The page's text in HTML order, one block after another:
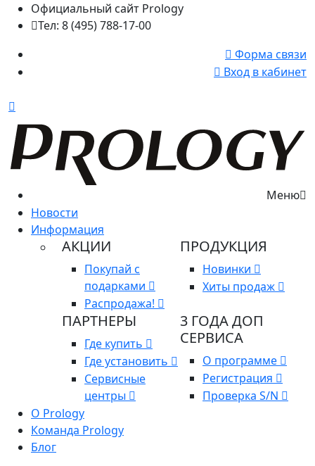
Официальный сайт Prology
Тел: 8 (495) 788-17-00
Форма связи
Вход в кабинет
Меню
Новости
Информация
АКЦИИ
Покупай с
подарками
Распродажа!
ПРОДУКЦИЯ
Новинки
Хиты продаж
ПАРТНЕРЫ
Где купить
Где установить
Сервисные
центры
3 ГОДА ДОП
СЕРВИСА
О программе
Регистрация
Проверка S/N
О Prology
Команда Prology
Блог